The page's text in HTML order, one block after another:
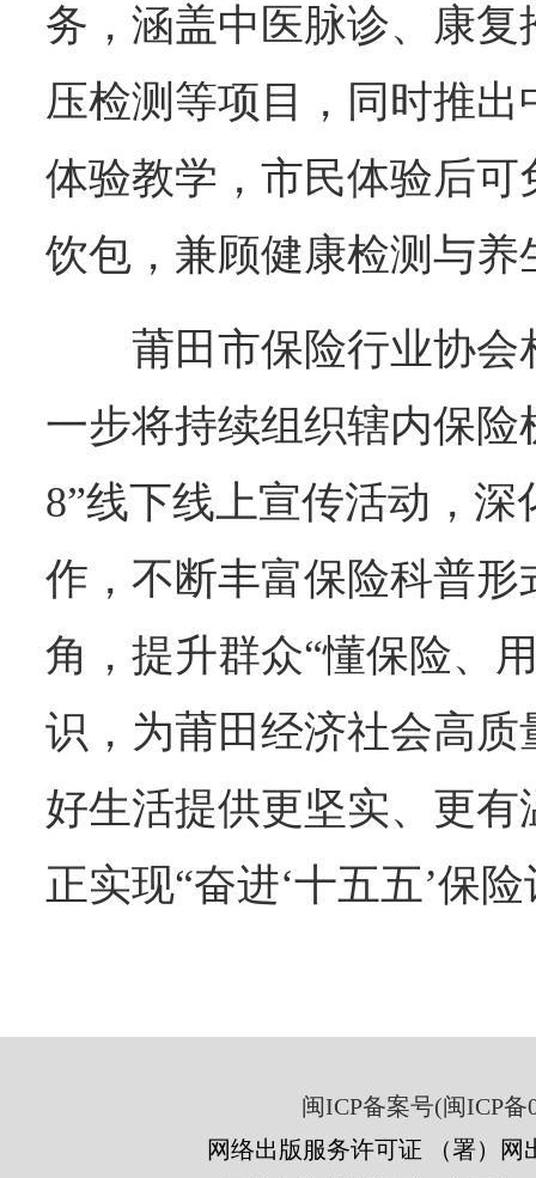
务，涵盖中医脉诊、康
压检测等项目，同时推
体验教学，市民体验后
饮包，兼顾健康检测与养
莆田市保险行业协
一步将持续组织辖内保险
8”线下线上宣传活动，深
作，不断丰富保险科普
角，提升群众“懂保险、
识，为莆田经济社会高
好生活提供更坚实、更
正实现“奋进‘十五五’保
闽ICP备案号(闽ICP备
网络出版服务许可证 （署）网